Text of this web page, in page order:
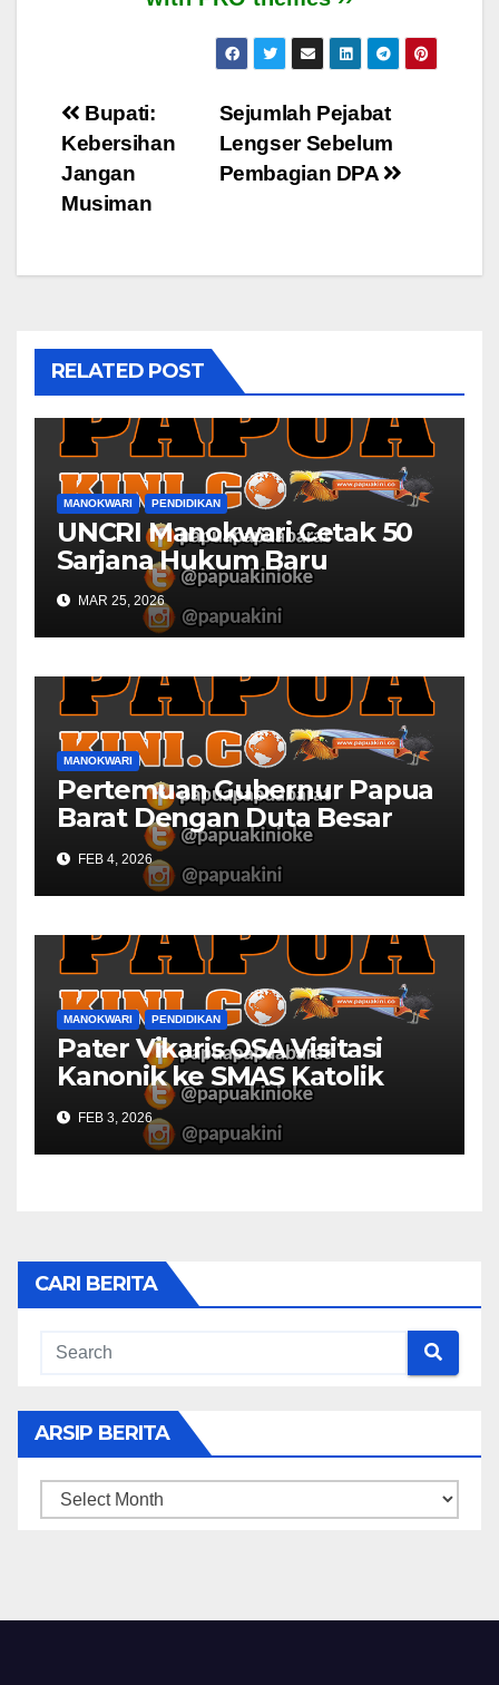
Post
navigation
Sejumlah Pejabat
Lengser Sebelum
Pembagian DPA
Bupati:
Kebersihan
Jangan
Musiman
RELATED POST
MANOKWARI PENDIDIKAN
UNCRI Manokwari Cetak 50
Sarjana Hukum Baru
MAR 25, 2026
MANOKWARI
Pertemuan Gubernur Papua
Barat Dengan Duta Besar
Inggris Berbuah Manis
FEB 4, 2026
MANOKWARI PENDIDIKAN
Pater Vikaris OSA Visitasi
Kanonik ke SMAS Katolik
Villanova Manokwari
FEB 3, 2026
CARI BERITA
ARSIP BERITA
ARSIP